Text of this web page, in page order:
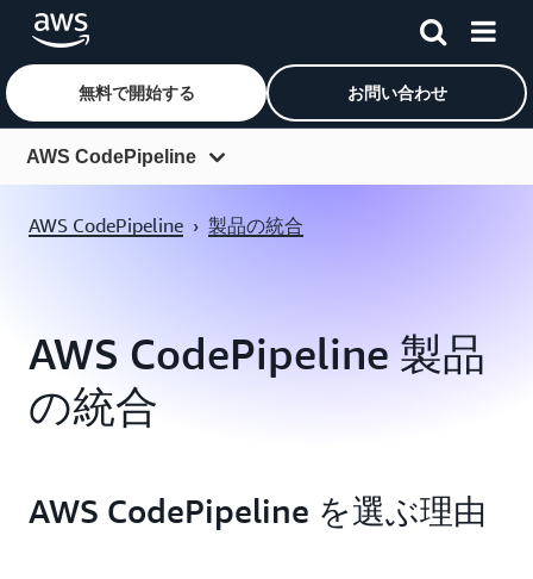
メインコンテンツに移動
無料で開始する お問い合わせ
AWS CodePipeline
開始方法
よくある質問
AWS CodePipeline › 製品の統合
AWS CodePipeline 製品
の統合
AWS CodePipeline を選ぶ理由